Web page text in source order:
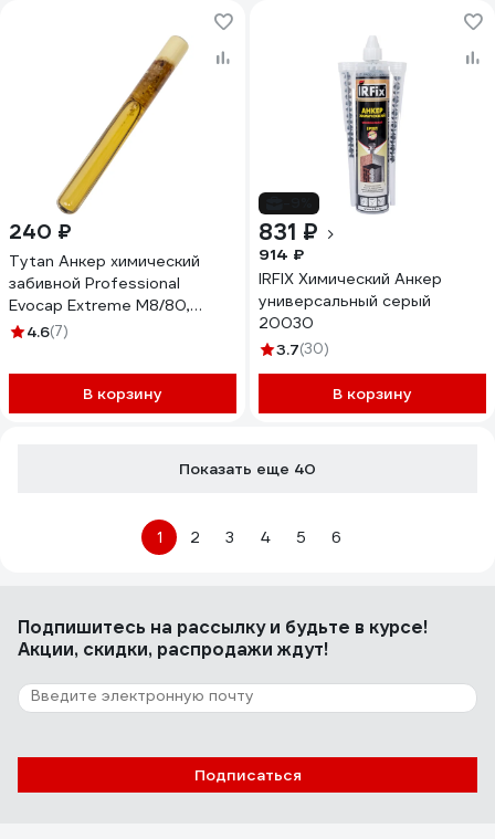
240 ₽
Tytan Анкер химический
забивной Professional
Evocap Extreme M8/80,
ампула 237110
4.6(7)
В корзину
831 ₽
914 ₽
IRFIX Химический Анкер
универсальный серый
20030
3.7(30)
В корзину
Показать еще 40
1 2 3 4 5 6
Подпишитесь на рассылкуи будьте в курсе!
Акции, скидки, распродажи ждут!
Подписаться